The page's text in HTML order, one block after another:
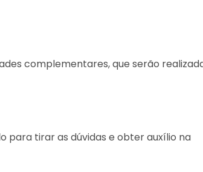
complementares, que serão
para tirar as dúvidas e obter auxílio na